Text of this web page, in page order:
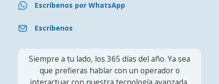
Escríbenos por WhatsApp
Escríbenos
Siempre a tu lado, los 365 días del año. Ya sea
que prefieras hablar con un operador o